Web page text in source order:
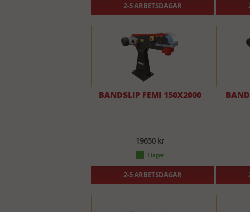
2-5 ARBETSDAGAR
BANDSLIP FEMI 150X2000
19650 kr
2-5 ARBETSDAGAR